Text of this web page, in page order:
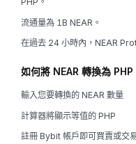
流通量為 1B NEAR。
在過去 24 小時內，NEAR
如何將 NEAR 轉換為 PHP
輸入您要轉換的 NEAR 數量
計算器將顯示等值的 PHP
註冊 Bybit 帳戶即可買賣或交